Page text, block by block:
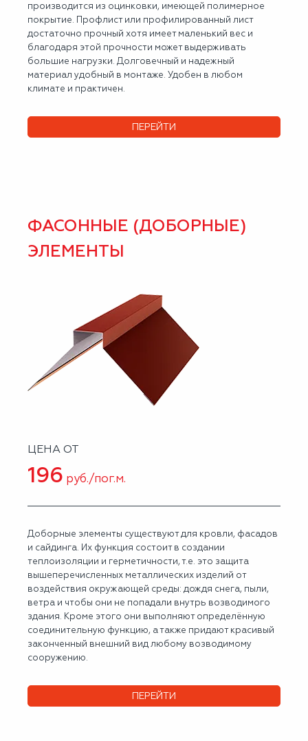
производится из оцинковки, имеющей полимерное
покрытие. Профлист или профилированный лист
достаточно прочный хотя имеет маленький вес и
благодаря этой прочности может выдерживать
большие нагрузки. Долговечный и надежный
материал удобный в монтаже. Удобен в любом
климате и практичен.
ПЕРЕЙТИ
ФАСОННЫЕ (ДОБОРНЫЕ)
ЭЛЕМЕНТЫ
ЦЕНА ОТ
196 руб./пог.м.
Доборные элементы существуют для кровли, фасадов
и сайдинга. Их функция состоит в создании
теплоизоляции и герметичности, т.е. это защита
вышеперечисленных металлических изделий от
воздействия окружающей среды: дождя снега, пыли,
ветра и чтобы они не попадали внутрь возводимого
здания. Кроме этого они выполняют определённую
соединительную функцию, а также придают красивый
законченный внешний вид любому возводимому
сооружению.
ПЕРЕЙТИ